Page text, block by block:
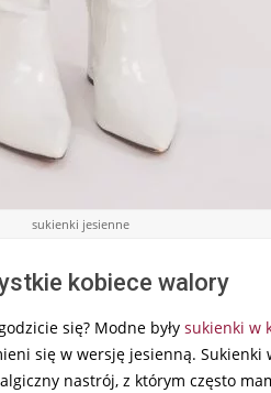
sukienki jesienne
kobiece walory
się? Modne były sukienki w
się w wersję jesienną.
nastrój, z którym często